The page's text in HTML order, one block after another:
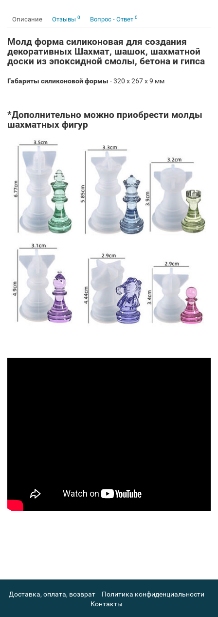
Описание Отзывы 0 Вопрос - Ответ 0
Молд форма силиконовая для создания
декоративных Шахмат, шашок, шахматной
доски из эпоксидной смолы, бетона и гипса
Габариты силиконовой формы - 320 х 267 x 9 мм
*Дополнительно можно приобрести молды
шахматных фигур
Доставка, оплата, возврат
Политика конфиденциальности
Контакты